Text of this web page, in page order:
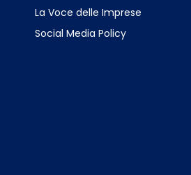
La Voce delle Imprese
Social Media Policy